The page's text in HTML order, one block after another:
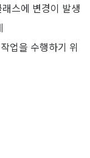
스에 변경이 발생
업을 수행하기 위